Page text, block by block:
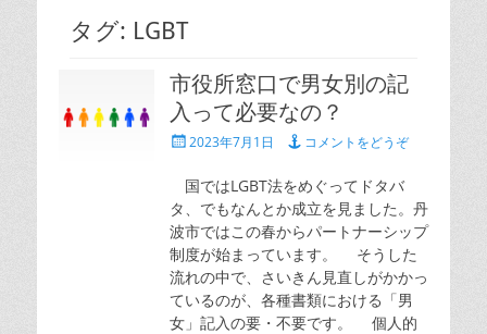
タグ: LGBT
市役所窓口で男女別の記
入って必要なの？
投 2023年7月1日 コメントをどうぞ
国ではLGBT法をめぐってドタバ
タ、でもなんとか成立を見ました。丹
波市ではこの春からパートナーシップ
制度が始まっています。 そうした
流れの中で、さいきん見直しがかかっ
ているのが、各種書類における「男
女」記入の要・不要です。 個人的